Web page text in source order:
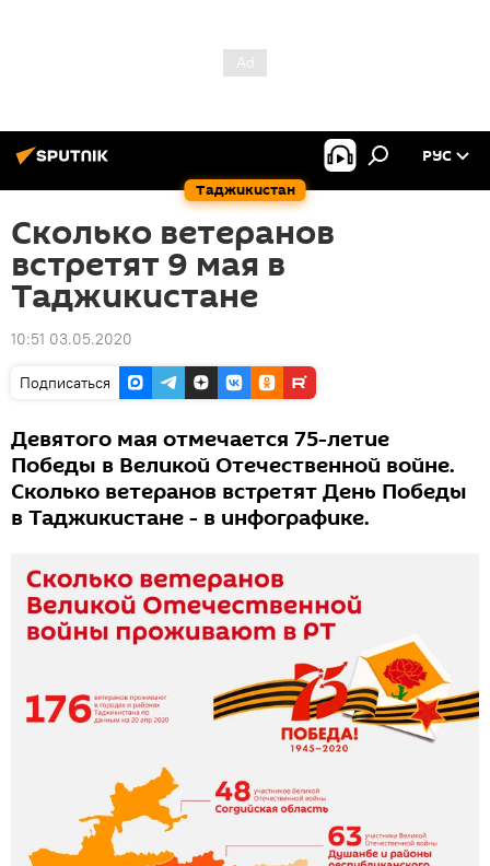
Таджикистан
РУС
Сколько ветеранов
встретят 9 мая в
Таджикистане
10:51 03.05.2020
Подписаться
Девятого мая отмечается 75-летие
Победы в Великой Отечественной войне.
Сколько ветеранов встретят День Победы
в Таджикистане - в инфографике.